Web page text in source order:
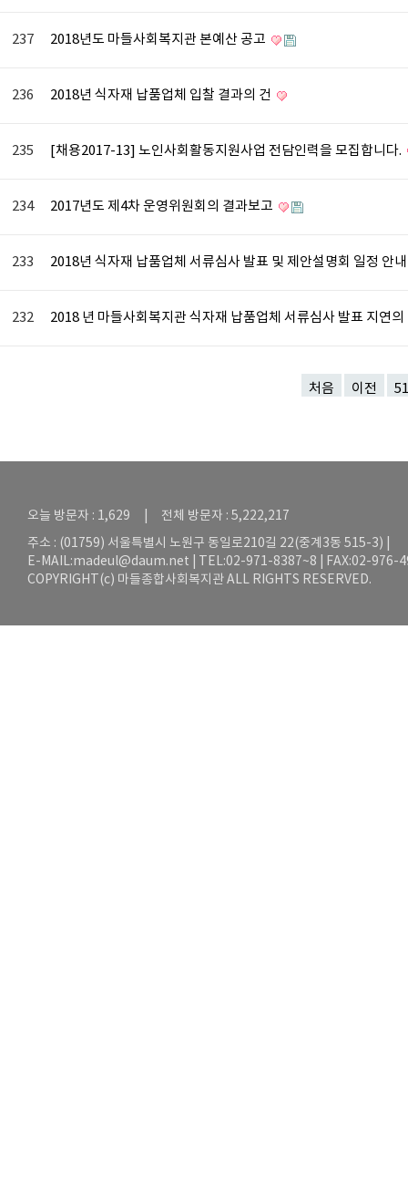
237 2018년도 마들사회복지관 본예산 공고
236 2018년 식자재 납품업체 입찰 결과의 건
235 [채용2017-13] 노인사회활동지원사업 전담인력을 모집합니다.
234 2017년도 제4차 운영위원회의 결과보고
233 2018년 식자재 납품업체 서류심사 발표 및 제안설명회 일정 안
232 2018 년 마들사회복지관 식자재 납품업체 서류심사 발표 지연
처음 이전 51
오늘 방문자 : 1,629 | 전체 방문자 : 5,222,217
주소 : (01759) 서울특별시 노원구 동일로210길 22(중계3동 515-3) |
E-MAIL:madeul@daum.net | TEL:02-971-8387~8 | FAX:02-976-
COPYRIGHT(c) 마들종합사회복지관 ALL RIGHTS RESERVED.